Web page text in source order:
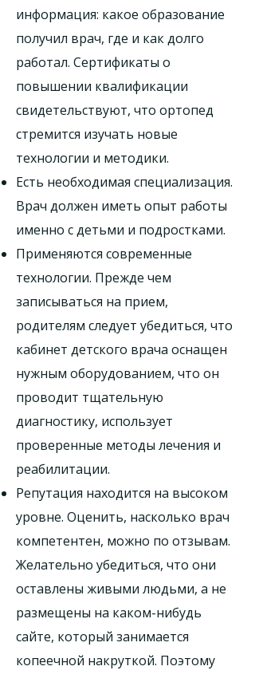
информация: какое образование
получил врач, где и как долго
работал. Сертификаты о
повышении квалификации
свидетельствуют, что ортопед
стремится изучать новые
технологии и методики.
Есть необходимая специализация.
Врач должен иметь опыт работы
именно с детьми и подростками.
Применяются современные
технологии. Прежде чем
записываться на прием,
родителям следует убедиться, что
кабинет детского врача оснащен
нужным оборудованием, что он
проводит тщательную
диагностику, использует
проверенные методы лечения и
реабилитации.
Репутация находится на высоком
уровне. Оценить, насколько врач
компетентен, можно по отзывам.
Желательно убедиться, что они
оставлены живыми людьми, а не
размещены на каком-нибудь
сайте, который занимается
копеечной накруткой. Поэтому